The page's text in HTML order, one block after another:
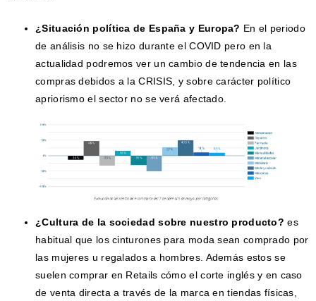
¿Situación política de España y Europa? En el periodo
de análisis no se hizo durante el COVID pero en la
actualidad podremos ver un cambio de tendencia en las
compras debidos a la CRISIS, y sobre carácter político
apriorismo el sector no se verá afectado.
¿Cultura de la sociedad sobre nuestro producto? es
habitual que los cinturones para moda sean comprado por
las mujeres u regalados a hombres. Además estos se
suelen comprar en Retails cómo el corte inglés y en caso
de venta directa a través de la marca en tiendas físicas,